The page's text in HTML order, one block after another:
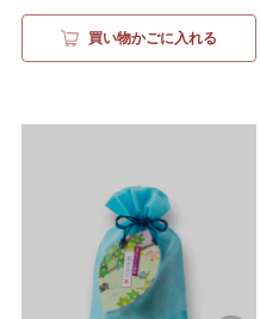
買い物かごに入れる